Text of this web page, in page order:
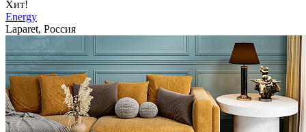
Хит!
Energy
Laparet, Россия